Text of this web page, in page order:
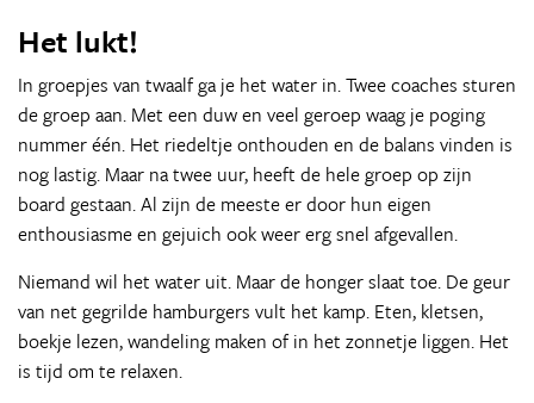
Het lukt!
In groepjes van twaalf ga je het water in. Twee coaches sturen
de groep aan. Met een duw en veel geroep waag je poging
nummer één. Het riedeltje onthouden en de balans vinden is
nog lastig. Maar na twee uur, heeft de hele groep op zijn
board gestaan. Al zijn de meeste er door hun eigen
enthousiasme en gejuich ook weer erg snel afgevallen.
Niemand wil het water uit. Maar de honger slaat toe. De geur
van net gegrilde hamburgers vult het kamp. Eten, kletsen,
boekje lezen, wandeling maken of in het zonnetje liggen. Het
is tijd om te relaxen.